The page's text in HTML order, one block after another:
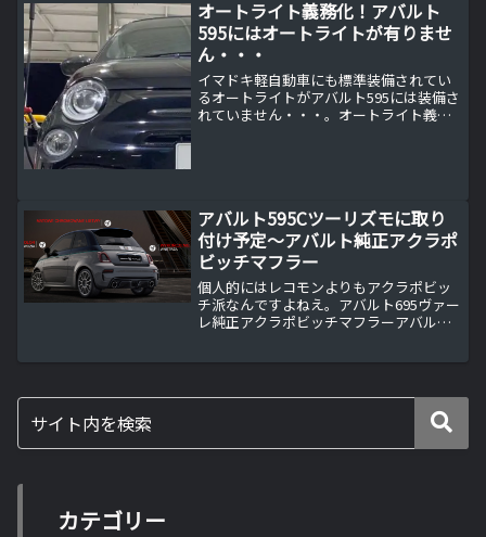
フトトップのオープンカ...
オートライト義務化！アバルト
595にはオートライトが有りませ
ん・・・
イマドキ軽自動車にも標準装備されてい
るオートライトがアバルト595には装備さ
れていません・・・。オートライト義務
アバルト595Cツーリズモに取り
付け予定～アバルト純正アクラポ
ビッチマフラー
個人的にはレコモンよりもアクラポビッ
チ派なんですよねえ。アバルト695ヴァー
レ純正アクラポビッチマフラーアバルト
カテゴリー